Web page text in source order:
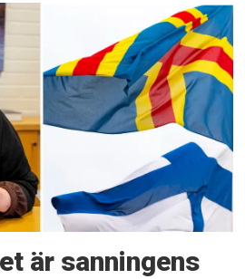
är sanningens